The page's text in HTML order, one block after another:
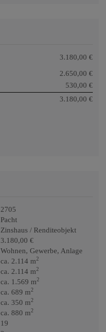
3.180,00 €
2.650,00 €
530,00 €
3.180,00 €
2705
Pacht
Zinshaus / Renditeobjekt
3.180,00 €
Wohnen Gewerbe Anlage
ca. 2.114 m2
ca. 2.114 m2
ca. 1.569 m2
ca. 689 m2
ca. 350 m2
ca. 880 m2
19